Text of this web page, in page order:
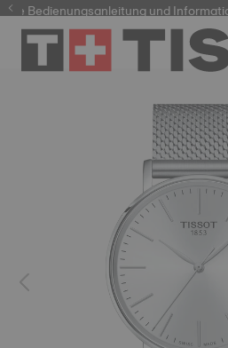
Bedienungsanleitung und